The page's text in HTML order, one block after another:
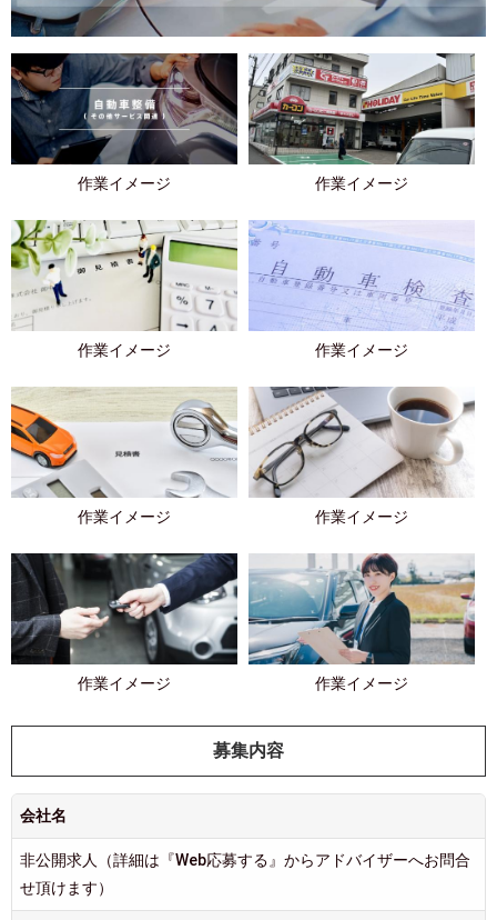
作業イメージ 作業イメージ
作業イメージ 作業イメージ
作業イメージ 作業イメージ
作業イメージ 作業イメージ
募集内容
会社名
非公開求人（詳細は『Web応募する』からアドバイザーへお問合
せ頂けます）